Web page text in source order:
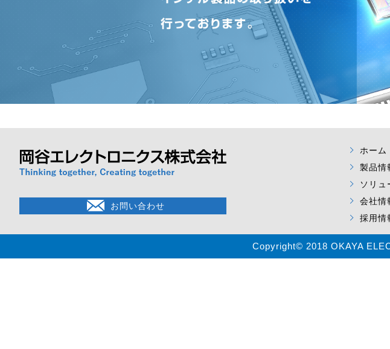
お問い合わせ
ホーム
製品情
ソリュ
会社情
採用情
Copyright© 2018 OKAYA